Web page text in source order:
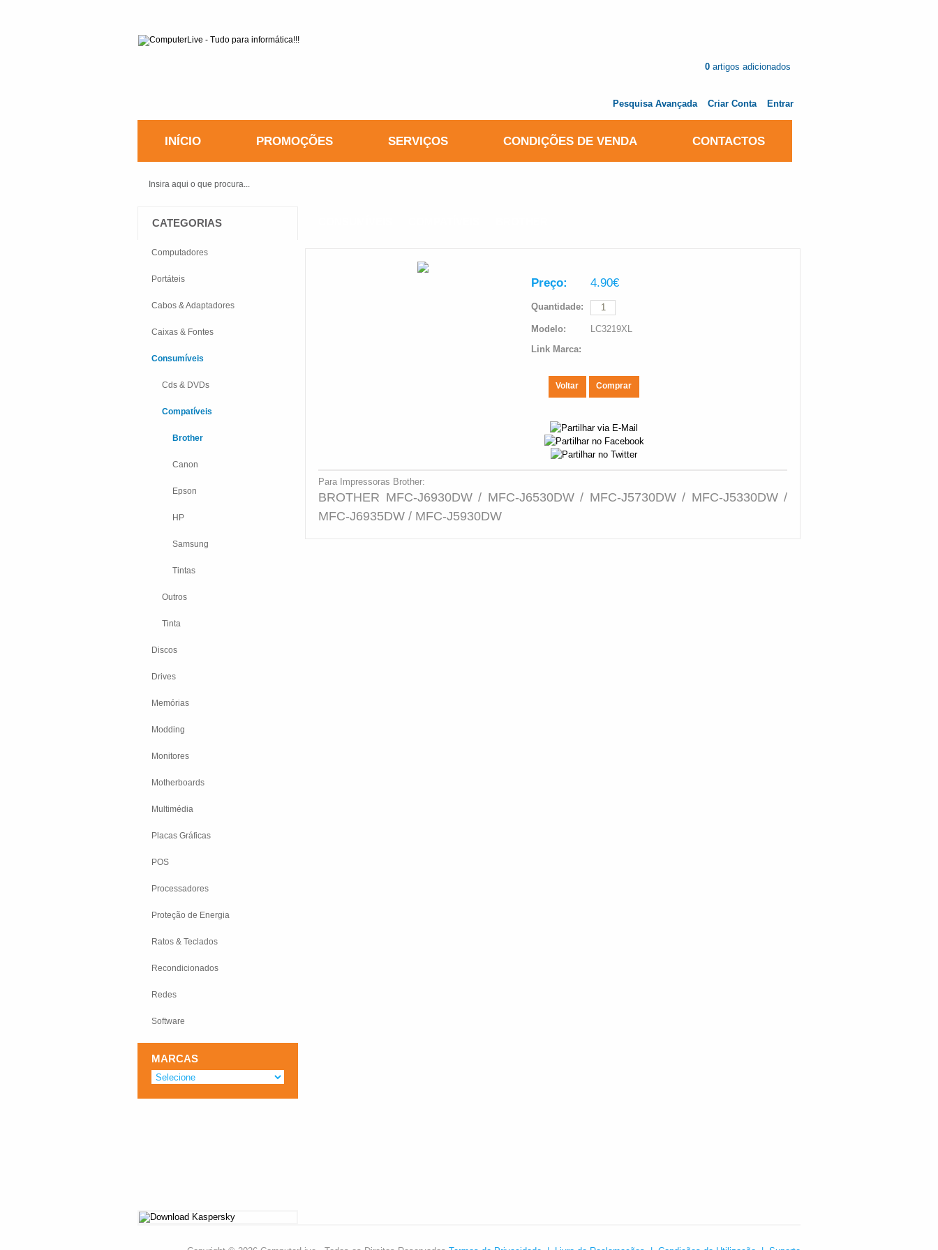
0 artigos adicionados
Pesquisa Avançada Criar Conta Entrar
INÍCIO PROMOÇÕES SERVIÇOS CONDIÇÕES DE VENDA CONTACTOS
Preço: 4.90€
Quantidade:
Modelo:
LC3219XL
Link Marca:
Voltar Comprar
Para Impressoras Brother:
BROTHER MFC-J6930DW / MFC-J6530DW / MFC-J5730DW / MFC-J5330DW /
MFC-J6935DW / MFC-J5930DW
CATEGORIAS
Computadores
Portáteis
Cabos & Adaptadores
Caixas & Fontes
Consumíveis
Cds & DVDs
Compatíveis
Brother
Canon
Epson
HP
Samsung
Tintas
Outros
Tinta
Discos
Drives
Memórias
Modding
Monitores
Motherboards
Multimédia
Placas Gráficas
POS
Processadores
Proteção de Energia
Ratos & Teclados
Recondicionados
Redes
Software
MARCAS